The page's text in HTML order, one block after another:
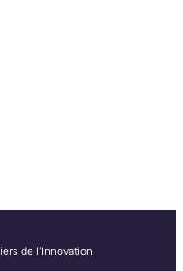
de l’Innovation